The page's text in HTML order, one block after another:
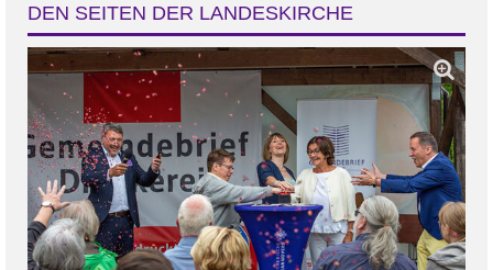
DEN SEITEN DER LANDESKIRCHE